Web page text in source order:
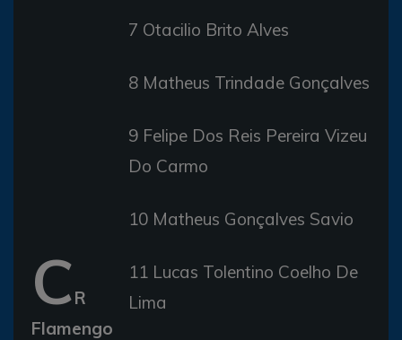
CR
Flamengo
7 Otacilio Brito Alves
8 Matheus Trindade Gonçalves
9 Felipe Dos Reis Pereira Vizeu
Do Carmo
10 Matheus Gonçalves Savio
11 Lucas Tolentino Coelho De
Lima